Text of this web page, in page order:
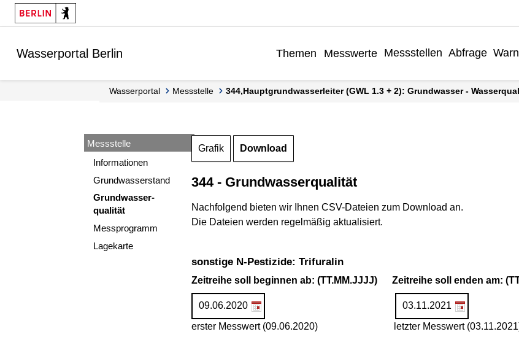
Springe zur Navigation
Springe zum Inhalt
Wasserportal Berlin Themen Messwerte Messstellen Abfrage
Wasserportal Messstelle 344,Hauptgrundwasserleiter (GWL 1.3 + 2): Grundwasser -
Messstelle
Informationen
Grundwasserstand
Grundwasser-
qualität
Messprogramm
Lagekarte
Grafik Download
344 - Grundwasserqualität
Nachfolgend bieten wir Ihnen CSV-Dateien zum Download an.
Die Dateien werden regelmäßig aktualisiert.
sonstige N-Pestizide: Trifuralin
Zeitreihe soll beginnen ab: (TT.MM.JJJJ) Zeitreihe soll enden am:
erster Messwert (09.06.2020) letzter Messwert